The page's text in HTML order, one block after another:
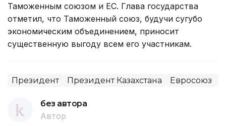
Таможенным союзом и ЕС. Глава государства
отметил, что Таможенный союз, будучи сугубо
экономическим объединением, приносит
существенную выгоду всем его участникам.
Президент Президент Казахстана Евросоюз
без автора
Автор